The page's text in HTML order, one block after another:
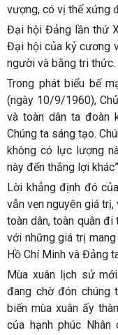
vượng, có vị thế xứng
Đại hội Đảng lần thứ
Đại hội của kỷ cương
người và bằng tri thức.
Trong phát biểu bế
(ngày 10/9/1960),
và toàn dân ta đoàn
Chúng ta sáng tạo.
không có lực lượng
này đến thắng lợi
Lời khẳng định đó
vẫn vẹn nguyên giá
toàn dân, toàn quân
với những giá trị
Hồ Chí Minh và Đảng
Mùa xuân lịch sử
đang chờ đón chúng
biến mùa xuân ấy
của hạnh phúc